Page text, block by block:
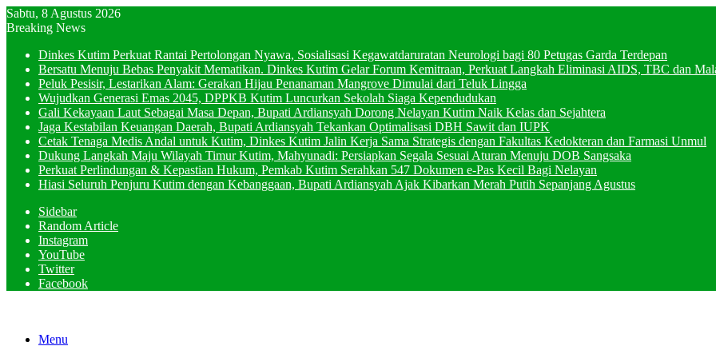
Sabtu, 8 Agustus 2026
Breaking News
Dinkes Kutim Perkuat Rantai Pertolongan Nyawa, Sosialisasi Kegawatdaruratan Neurologi bagi 80 Petugas Garda Terdepan
Bersatu Menuju Bebas Penyakit Mematikan. Dinkes Kutim Gelar Forum Kemitraan, Perkuat Langkah Eliminasi AIDS, TBC dan
Peluk Pesisir, Lestarikan Alam: Gerakan Hijau Penanaman Mangrove Dimulai dari Teluk Lingga
Wujudkan Generasi Emas 2045, DPPKB Kutim Luncurkan Sekolah Siaga Kependudukan
Gali Kekayaan Laut Sebagai Masa Depan, Bupati Ardiansyah Dorong Nelayan Kutim Naik Kelas dan Sejahtera
Jaga Kestabilan Keuangan Daerah, Bupati Ardiansyah Tekankan Optimalisasi DBH Sawit dan IUPK
Cetak Tenaga Medis Andal untuk Kutim, Dinkes Kutim Jalin Kerja Sama Strategis dengan Fakultas Kedokteran dan Farmasi Unmul
Dukung Langkah Maju Wilayah Timur Kutim, Mahyunadi: Persiapkan Segala Sesuai Aturan Menuju DOB Sangsaka
Perkuat Perlindungan & Kepastian Hukum, Pemkab Kutim Serahkan 547 Dokumen e-Pas Kecil Bagi Nelayan
Hiasi Seluruh Penjuru Kutim dengan Kebanggaan, Bupati Ardiansyah Ajak Kibarkan Merah Putih Sepanjang Agustus
Sidebar
Random Article
Instagram
YouTube
Twitter
Facebook
Menu